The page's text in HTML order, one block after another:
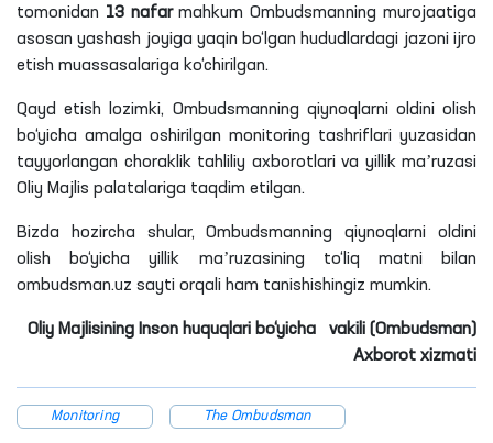
tomonidan 13 nafarmahkum Ombudsmanning murojaatiga
asosan yashash joyiga yaqin bo‘lgan hududlardagi jazoni ijro
etish muassasalariga ko‘chirilgan.
Qayd etish lozimki, Ombudsmanning qiynoqlarni oldini olish
bo‘yicha amalga oshirilgan monitoring tashriflari yuzasidan
tayyorlangan chorakliktahliliy axborotlari va yillik maʼruzasi
Oliy Majlis palatalariga taqdim etilgan.
Bizda hozircha shular, Ombudsmanning qiynoqlarni oldini
olish bo‘yicha yillik maʼruzasining to‘liq matni bilan
ombudsman.uz sayti orqali ham tanishishingiz mumkin.
Oliy Majlisining Inson huquqlari bo‘yicha
vakili (Ombudsman)
Axborot xizmati
Monitoring The Ombudsman